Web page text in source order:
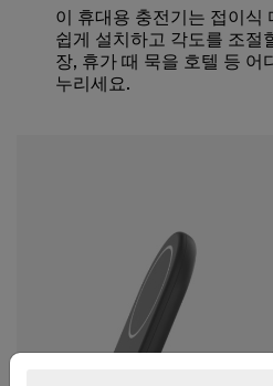
이 휴대용 충전기는 접이식
쉽게 설치하고 각도를 조절
장, 휴가 때 묵을 호텔 등 어
누리세요.